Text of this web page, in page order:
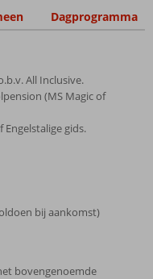
Dagprogramma
All Inclusive.
(MS Magic of
Engelstalige gids.
bij aankomst)
bovengenoemde